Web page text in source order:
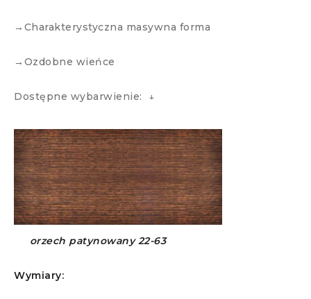
→Charakterystyczna masywna forma
→Ozdobne wieńce
Dostępne wybarwienie: ↓
orzech patynowany 22-63
Wymiary: